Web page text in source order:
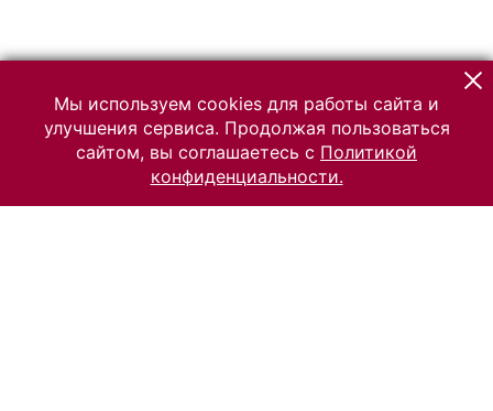
Мы используем cookies для работы сайта и
улучшения сервиса. Продолжая пользоваться
сайтом, вы соглашаетесь с Политикой
конфиденциальности.